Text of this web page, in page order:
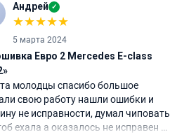
Андрей ✓
★★★★★
5 марта 2024
Евро 2 Mercedes E-class
молодцы спасибо большое
свою работу нашли ошибки и
не исправности, думал чиповать
ехала а оказалось не исправен